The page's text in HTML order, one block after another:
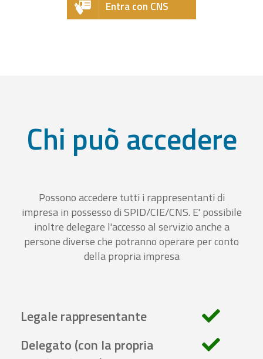
Entra con CNS
Chi può accedere
Possono accedere tutti i rappresentanti di
impresa in possesso di SPID/CIE/CNS. E' possibile
inoltre delegare l'accesso al servizio anche a
persone diverse che potranno operare per conto
della propria impresa
Legale rappresentante
Delegato (con la propria